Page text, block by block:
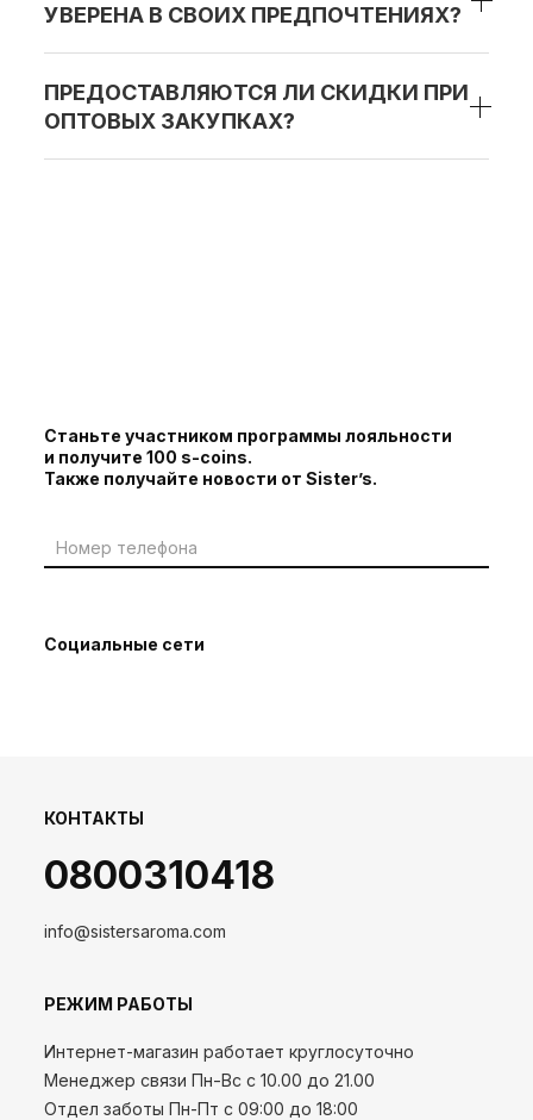
УВЕРЕНА В СВОИХ ПРЕДПОЧТЕНИЯХ?
ПРЕДОСТАВЛЯЮТСЯ ЛИ СКИДКИ ПРИ
ОПТОВЫХ ЗАКУПКАХ?
Станьте участником программы лояльности
и получите 100 s-coins.
Также получайте новости от Sister’s.
Социальные сети
КОНТАКТЫ
0800310418
info@sistersaroma.com
РЕЖИМ РАБОТЫ
Интернет-магазин работает круглосуточно
Менеджер связи Пн-Вс с 10.00 до 21.00
Отдел заботы Пн-Пт с 09:00 до 18:00